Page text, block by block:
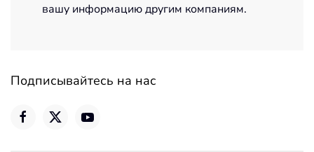
вашу информацию другим компаниям.
Подписывайтесь на нас